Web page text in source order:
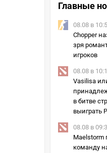
Главные
08.08 в
Chopper
зря
игроков
08.08 в
Vasilisa
в битве
выиграть
08.08 в
Maelstorm
команду